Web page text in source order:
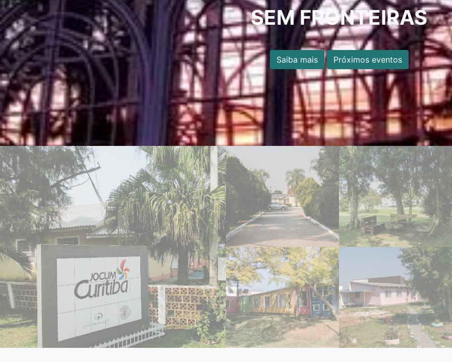
SEM FRONTEIRAS
Saiba mais Próximos eventos